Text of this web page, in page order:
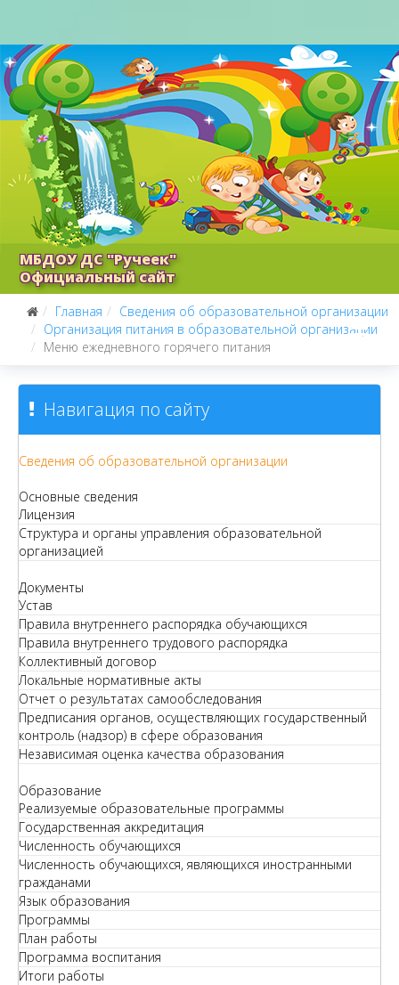
МБДОУ ДС "Ручеек"
Официальный сайт
Главная
Сведения об образовательной организации
Организация питания в образовательной организации
Меню ежедневного горячего питания
Навигация по сайту
Сведения об образовательной организации
Основные сведения
Лицензия
Структура и органы управления образовательной
организацией
Документы
Устав
Правила внутреннего распорядка обучающихся
Правила внутреннего трудового распорядка
Коллективный договор
Локальные нормативные акты
Отчет о результатах самообследования
Предписания органов, осуществляющих государственный
контроль (надзор) в сфере образования
Независимая оценка качества образования
Образование
Реализуемые образовательные программы
Государственная аккредитация
Численность обучающихся
Численность обучающихся, являющихся иностранными
гражданами
Язык образования
Программы
План работы
Программа воспитания
Итоги работы